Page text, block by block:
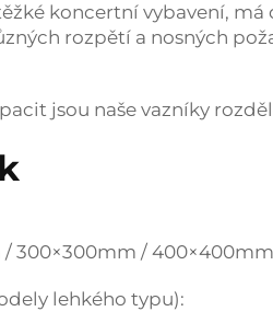
koncertní vybavení,
rozpětí a nosných
jsou naše vazníky
300×300mm / 400×400mm
lehkého typu):